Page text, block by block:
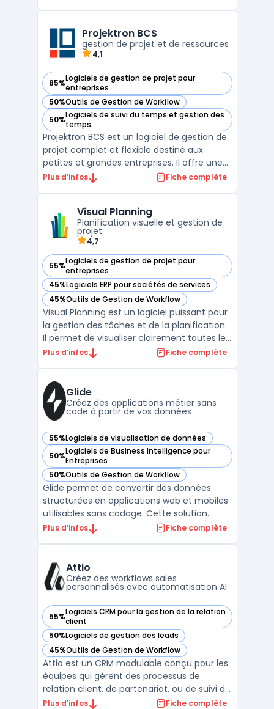
comme des stocks, contacts, documents
ou workflows, tout en répondant aux ...
Projektron BCS
gestion de projet et de ressources
4,1
85%Logiciels de gestion de projet pour
entreprises
— voir Projektron BCS dans cette catégorie
50%Outils de Gestion de Workflow
— voir Projektron BCS dans cette catégorie
50%Logiciels de suivi du temps et gestion des
temps
— voir Projektron BCS dans cette catégorie
Projektron BCS est un logiciel de gestion de
projet complet et flexible destiné aux
petites et grandes entreprises. Il offre une
gamme complète de fonctionnalités de
des ressources et des budgets. Projektron B
Plus d’infos Fiche complète
Visual Planning
Planification visuelle et gestion de
projet.
4,7
55%Logiciels de gestion de projet pour
entreprises
— voir Visual Planning dans cette catégorie
45%Logiciels ERP pour sociétés de services
— voir Visual Planning dans cette catégorie
45%Outils de Gestion de Workflow
— voir Visual Planning dans cette catégorie
Visual Planning est un logiciel puissant pour
la gestion des tâches et de la planification.
Il permet de visualiser clairement toutes les
activités quotidiennes d'une entreprise, afin
planification assure une gestion simplifi ...
Plus d’infos Fiche complète
Glide
Créez des applications métier sans
code à partir de vos données
55%Logiciels de visualisation de données
— voir Glide dans cette catégorie
50%Logiciels de Business Intelligence pour
Entreprises
— voir Glide dans cette catégorie
50%Outils de Gestion de Workflow
— voir Glide dans cette catégorie
Glide permet de convertir des données
structurées en applications web et mobiles
utilisables sans codage. Cette solution
s’adresse aux équipes opérationnelles, aux
création d’outils internes ou
l’automatisation de tâches ...
Plus d’infos Fiche complète
Attio
Créez des workflows sales
personnalisés avec automatisation AI
55%Logiciels CRM pour la gestion de la relation
client
— voir Attio dans cette catégorie
50%Logiciels de gestion des leads
— voir Attio dans cette catégorie
45%Outils de Gestion de Workflow
— voir Attio dans cette catégorie
Attio est un CRM modulable conçu pour les
équipes qui gèrent des processus de
relation client, de partenariat, ou de suivi de
transactions. Sa structure s'appuie sur un
Plus d’infos Fiche complète